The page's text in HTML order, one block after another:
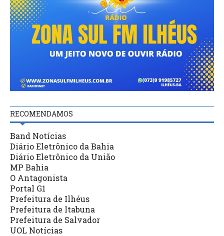
RECOMENDAMOS
Band Notícias
Diário Eletrônico da Bahia
Diário Eletrônico da União
MP Bahia
O Antagonista
Portal G1
Prefeitura de Ilhéus
Prefeitura de Itabuna
Prefeitura de Salvador
UOL Notícias